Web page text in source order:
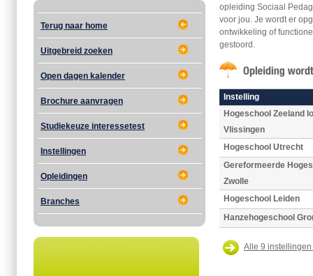
Terug naar home
Uitgebreid zoeken
Open dagen kalender
Brochure aanvragen
Studiekeuze interessetest
Instellingen
Opleidingen
Branches
opleiding Sociaal
voor jou. Je wordt er
ontwikkeling of
gestoord.
Instelling
Hogeschool Zeeland
Vlissingen
Hogeschool Utrecht
Gereformeerde
Zwolle
Hogeschool Leiden
Hanzehogeschool
Alle 9